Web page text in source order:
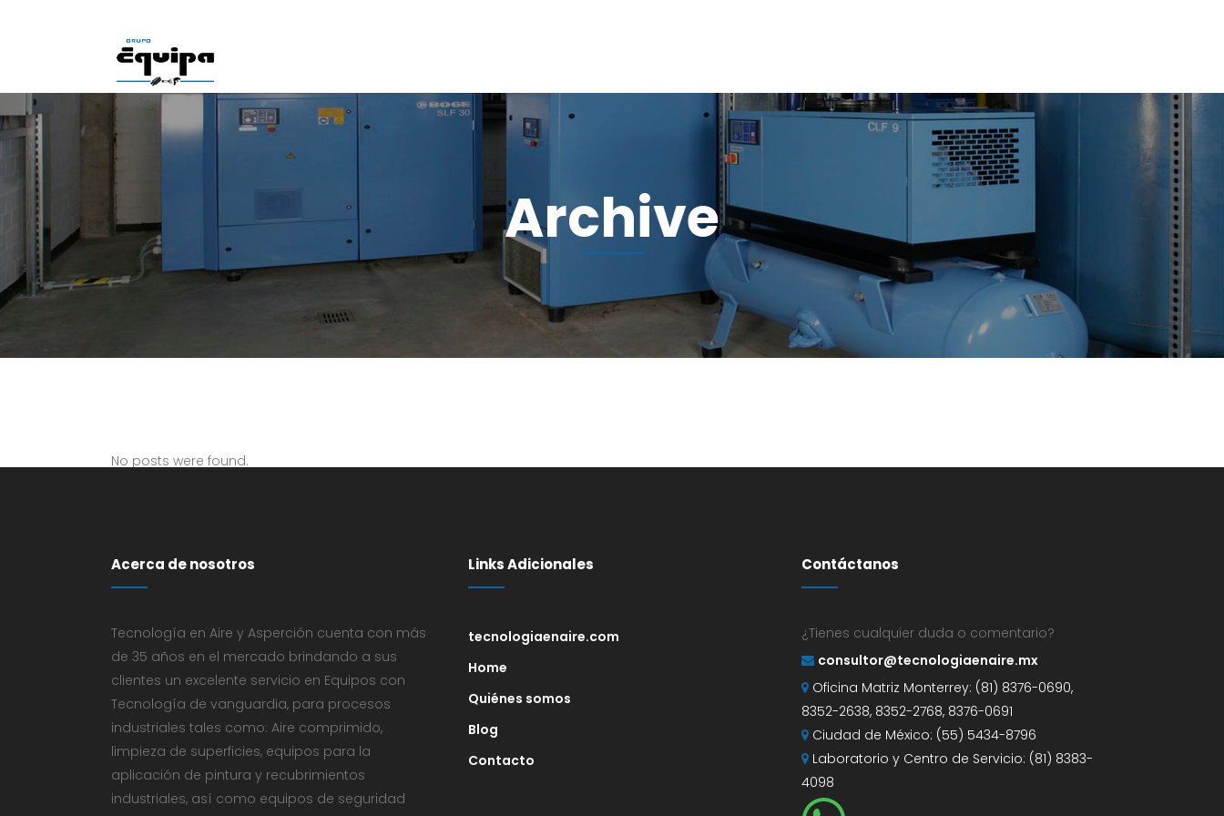
Archive
No posts were found.
Acerca de nosotros
Tecnología en Aire y Asperción cuenta con más
de 35 años en el mercado brindando a sus
clientes un excelente servicio en Equipos con
Tecnología de vanguardia, para procesos
industriales tales como: Aire comprimido,
limpieza de superficies, equipos para la
aplicación de pintura y recubrimientos
industriales, así como equipos de seguridad
Links Adicionales
tecnologiaenaire.com
Home
Quiénes somos
Blog
Contacto
Contáctanos
¿Tienes cualquier duda o comentario?
consultor@tecnologiaenaire.mx
Oficina Matriz Monterrey: (81) 8376-0690,
8352-2638, 8352-2768, 8376-0691
Ciudad de México: (55) 5434-8796
Laboratorio y Centro de Servicio: (81) 8383-
4098